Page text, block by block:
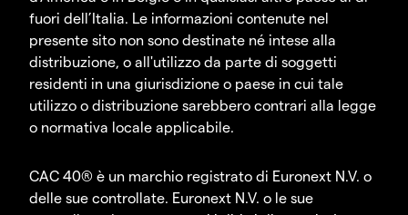
fuori dell’Italia. Le informazioni contenute nel
presente sito non sono destinate né intese alla
distribuzione, o all'utilizzo da parte di soggetti
residenti in una giurisdizione o paese in cui tale
utilizzo o distribuzione sarebbero contrari alla legge
o normativa locale applicabile.
CAC 40® è un marchio registrato di Euronext N.V. o
delle sue controllate. Euronext N.V. o le sue